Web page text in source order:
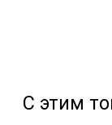
С этим